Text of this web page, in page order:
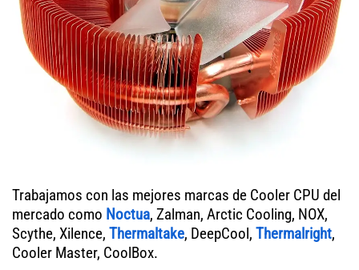
Trabajamos con las mejores marcas de Cooler CPU del
mercado como Noctua, Zalman, Arctic Cooling, NOX,
Scythe, Xilence, Thermaltake, DeepCool, Thermalright,
Cooler Master, CoolBox.